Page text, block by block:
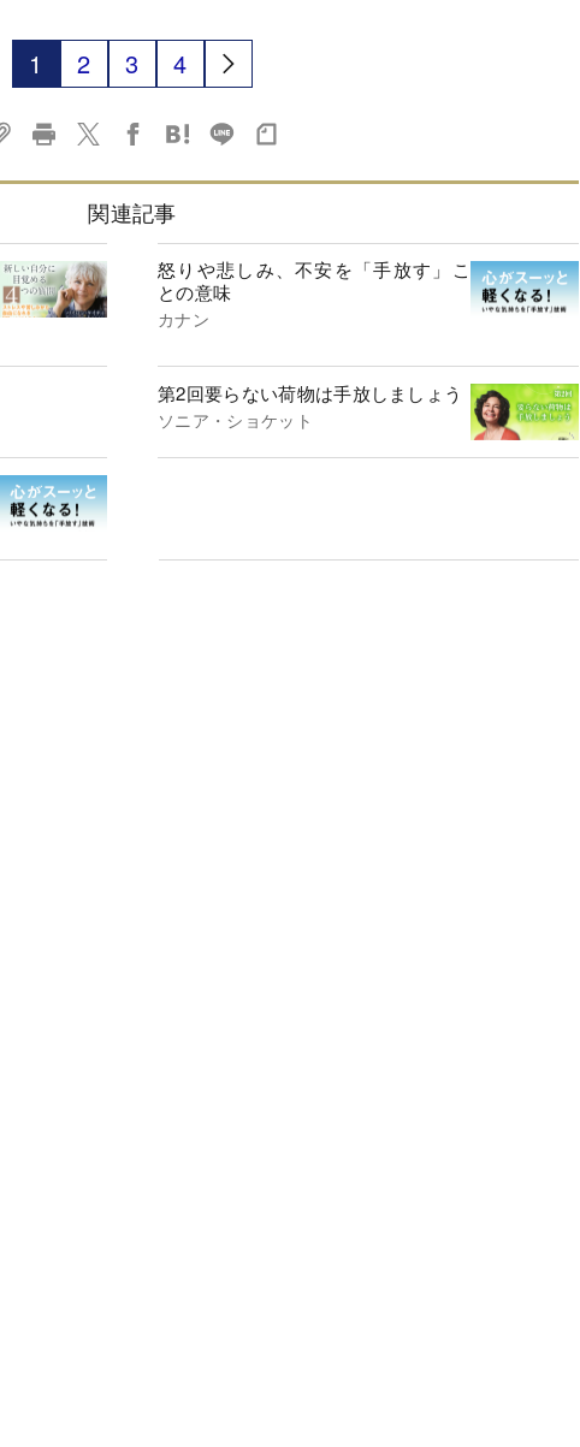
1 2 3 4
関連記事
怒りや悲しみ、不安を「手放す」こ
との意味
カナン
第2回要らない荷物は手放しましょう
ソニア・ショケット